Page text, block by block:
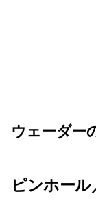
ウェーダー
ピンホー